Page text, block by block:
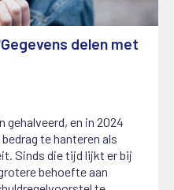
delen met
gehalveerd, en in 2024
te hanteren als
Sinds die tijd lijkt er bij
behoefte aan